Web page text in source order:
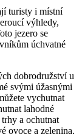
turisty i místní
výhledy,
jezero se
úchvatné
dobrodružství u
svými úžasnými
vychutnat
lahodné
a ochutnat
ovoce a zelenina.